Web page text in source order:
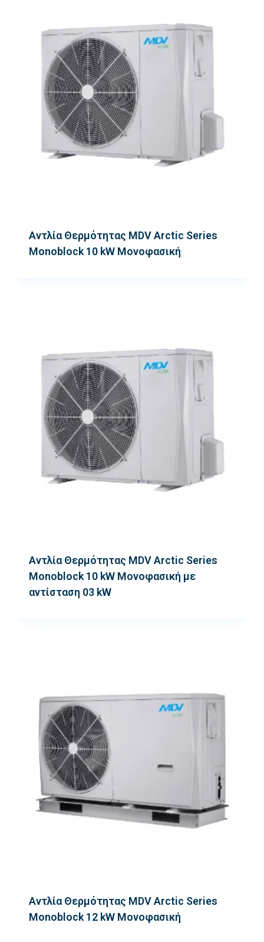
Αντλία Θερμότητας MDV Arctic Series
Monoblock 10 kW Μονοφασική
Αντλία Θερμότητας MDV Arctic Series
Monoblock 10 kW Μονοφασική με
αντίσταση 03 kW
Αντλία Θερμότητας MDV Arctic Series
Monoblock 12 kW Μονοφασική